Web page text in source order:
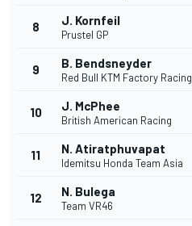
8 J. Kornfeil
Prustel GP
9 B. Bendsneyder
Red Bull KTM Factory Racing
10 J. McPhee
British American Racing
11 N. Atiratphuvapat
Idemitsu Honda Team Asia
12 N. Bulega
Team VR46